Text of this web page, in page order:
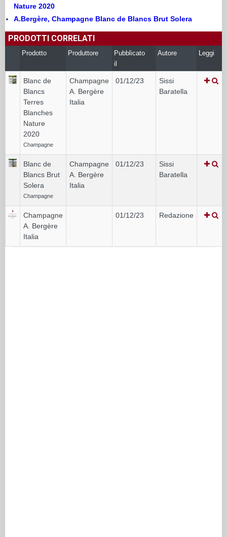
Nature 2020
A.Bergère, Champagne Blanc de Blancs Brut Solera
PRODOTTI CORRELATI
Prodotto Produttore
Pubblicato
il
Autore Leggi
Blanc de
Blancs
Terres
Blanches
Nature
2020
Champagne
Champagne
A. Bergère
Italia
01/12/23
Sissi
Baratella
Blanc de
Blancs Brut
Solera
Champagne
Champagne
A. Bergère
Italia
01/12/23
Sissi
Baratella
Champagne
A. Bergère
Italia
01/12/23 Redazione